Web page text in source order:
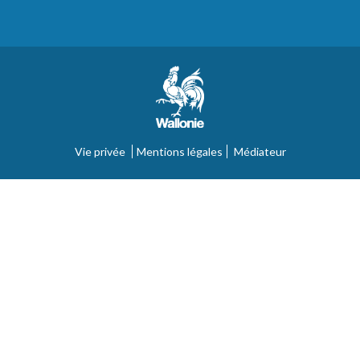
Vie privée Mentions légales Médiateur